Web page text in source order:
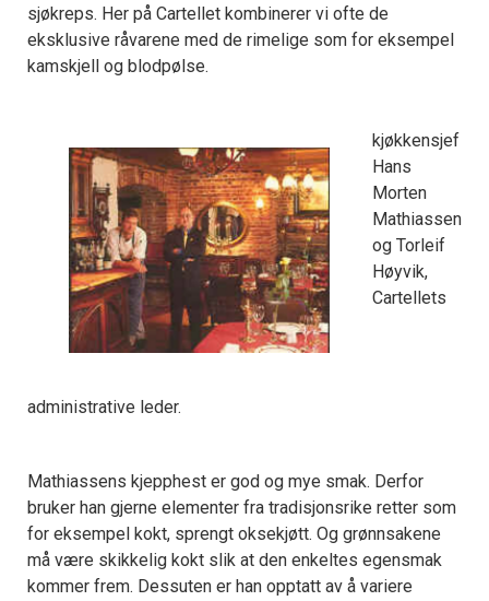
sjøkreps. Her på Cartellet kombinerer vi ofte de
eksklusive råvarene med de rimelige som for eksempel
kamskjell og blodpølse.
kjøkkensjef
Hans
Morten
Mathiassen
og Torleif
Høyvik,
Cartellets
administrative leder.
Mathiassens kjepphest er god og mye smak. Derfor
bruker han gjerne elementer fra tradisjonsrike retter som
for eksempel kokt, sprengt oksekjøtt. Og grønnsakene
må være skikkelig kokt slik at den enkeltes egensmak
kommer frem. Dessuten er han opptatt av å variere